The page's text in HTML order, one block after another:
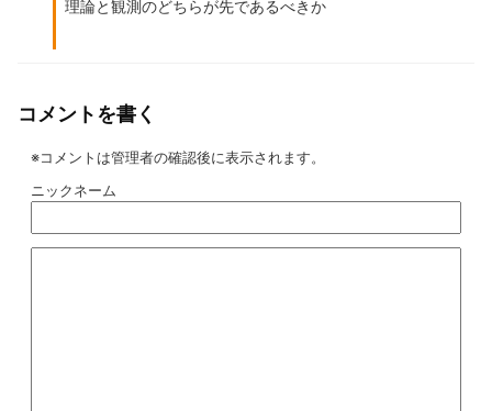
理論と観測のどちらが先であるべきか
コメントを書く
※コメントは管理者の確認後に表示されます。
ニックネーム